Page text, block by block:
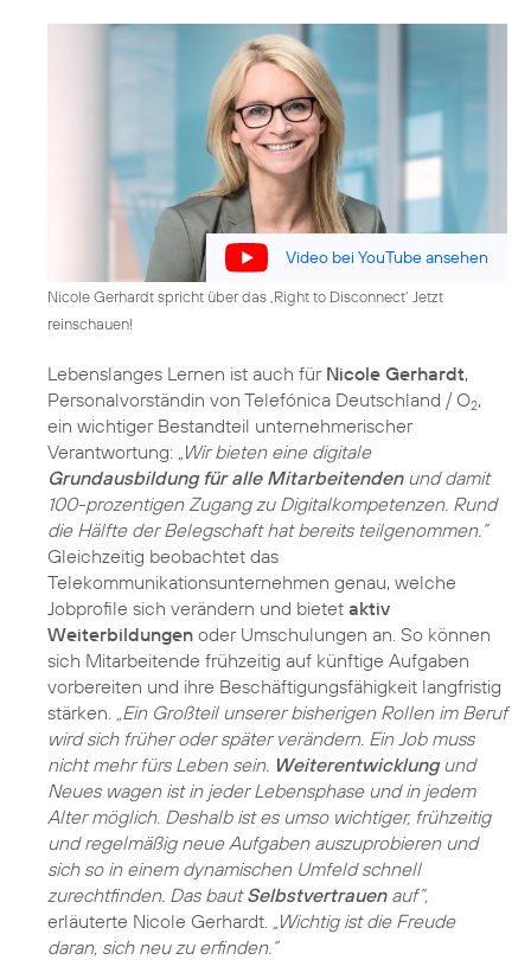
Video bei YouTube ansehen
Nicole Gerhardt spricht über das ‚Right to Disconnect‘ Jetzt
reinschauen!
Lebenslanges Lernen ist auch für Nicole Gerhardt,
Personalvorständin von Telefónica Deutschland / O2,
ein wichtiger Bestandteil unternehmerischer
Verantwortung: „Wir bieten eine digitale
Grundausbildung für alle Mitarbeitendenund damit
100-prozentigen Zugang zu Digitalkompetenzen. Rund
die Hälfte der Belegschaft hat bereits teilgenommen.“
Gleichzeitig beobachtet das
Telekommunikationsunternehmen genau, welche
Jobprofile sich verändern und bietet aktiv
Weiterbildungen oder Umschulungen an. So können
sich Mitarbeitende frühzeitig auf künftige Aufgaben
vorbereiten und ihre Beschäftigungsfähigkeit langfristig
stärken.
„Ein Großteil unserer bisherigen Rollen im Beruf
wird sich früher oder später verändern. Ein Job muss
nicht mehr fürs Leben sein. Weiterentwicklungund
Neues wagen ist in jeder Lebensphase und in jedem
Alter möglich. Deshalb ist es umso wichtiger, frühzeitig
und regelmäßig neue Aufgaben auszuprobieren und
sich so in einem dynamischen Umfeld schnell
zurechtfinden. Das bautSelbstvertrauenauf“,
erläuterte Nicole Gerhardt.
„Wichtig ist die Freude
daran, sich neu zu erfinden.“